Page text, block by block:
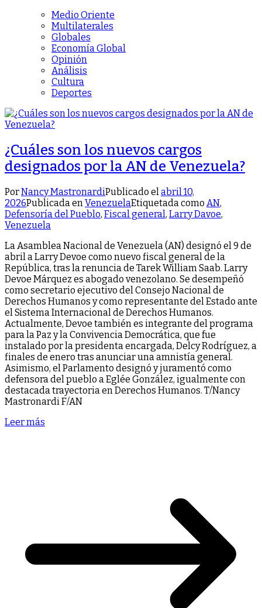
Medio Oriente
Multilaterales
Globales
Economía Global
Opinión
Análisis
Cultura
Deportes
¿Cuáles son los nuevos cargos
designados por la AN de Venezuela?
PorNancy MastronardiPublicado elabril 10,
2026Publicada enVenezuelaEtiquetada como AN,
Defensoría del Pueblo, Fiscal general, Larry Davoe,
Venezuela
La Asamblea Nacional de Venezuela (AN) designó el 9 de
abril a Larry Devoe como nuevo fiscal general de la
República, tras la renuncia de Tarek William Saab. Larry
Devoe Márquez es abogado venezolano. Se desempeñó
como secretario ejecutivo del Consejo Nacional de
Derechos Humanos y como representante del Estado ante
el Sistema Internacional de Derechos Humanos.
Actualmente, Devoe también es integrante del programa
para la Paz y la Convivencia Democrática, que fue
instalado por la presidenta encargada, Delcy Rodríguez, a
finales de enero tras anunciar una amnistía general.
Asimismo, el Parlamento designó y juramentó como
defensora del pueblo a Eglée González, igualmente con
destacada trayectoria en Derechos Humanos. T/Nancy
Mastronardi F/AN
Leer más